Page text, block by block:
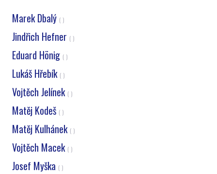
Marek Dbalý ( )
Jindřich Hefner ( )
Eduard Hönig ( )
Lukáš Hřebík ( )
Vojtěch Jelínek ( )
Matěj Kodeš ( )
Matěj Kulhánek ( )
Vojtěch Macek ( )
Josef Myška ( )